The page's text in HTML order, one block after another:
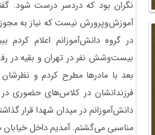
نگران بود که دردسر درست شود.
آموزش‌و‌پرورش نیست که نیاز به
در گروه دانش‌آموزانم اعلام
بیست‌وشش نفر در تهران و بقیه در
دانش‌آموزانم در میدان شهدا قرار
مناسبی می‌گشتم. آمدیم داخل